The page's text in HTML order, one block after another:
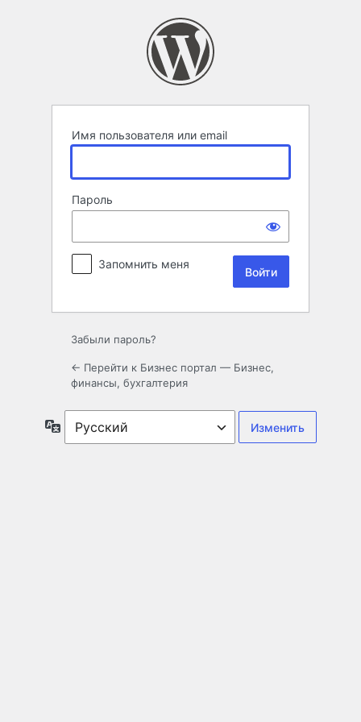
Имя пользователя или email
Пароль
Запомнить меня
Забыли пароль?
← Перейти к Бизнес портал — Бизнес,
финансы, бухгалтерия
Язык